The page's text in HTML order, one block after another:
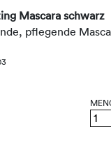
Mascara schwarz
pflegende